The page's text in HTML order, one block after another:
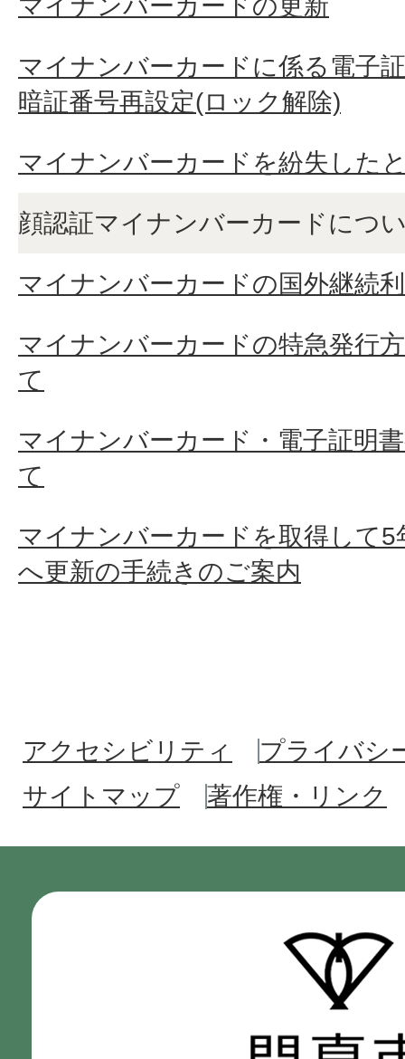
マイナンバーカードの更新
マイナンバーカードに係る電子
暗証番号再設定(ロック解除)
マイナンバーカードを紛失した
顔認証マイナンバーカードにつ
マイナンバーカードの国外継続
マイナンバーカードの特急発行
て
マイナンバーカード・電子証明
て
マイナンバーカードを取得して
へ更新の手続きのご案内
アクセシビリティ
プライバシ
サイトマップ
著作権・リンク
市